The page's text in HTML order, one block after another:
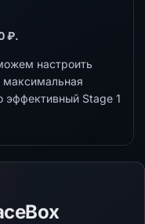
₽.
настроить
Stage 1